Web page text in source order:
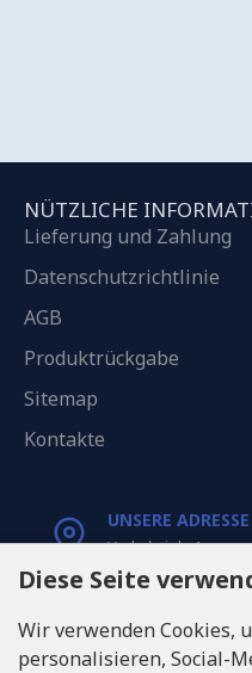
NÜTZLICHE
Lieferung und Zahlung
Datenschutzrichtlinie
AGB
Produktrückgabe
Sitemap
Kontakte
UNSERE ADRESSE
Varkaļu iela 1,
Riga, Latvia, LV1067
RUFEN SIE UNS
Tel: +371 20371100
Diese Seite
Wir verwenden Cookies,
personalisieren, Social-